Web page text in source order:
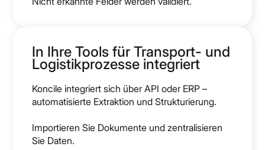
In Ihre Tools für Transport- und
Logistikprozesse integriert
Koncile integriert sich über API oder ERP –
automatisierte Extraktion und Strukturierung.
Importieren Sie Dokumente und zentralisieren
Sie Daten.